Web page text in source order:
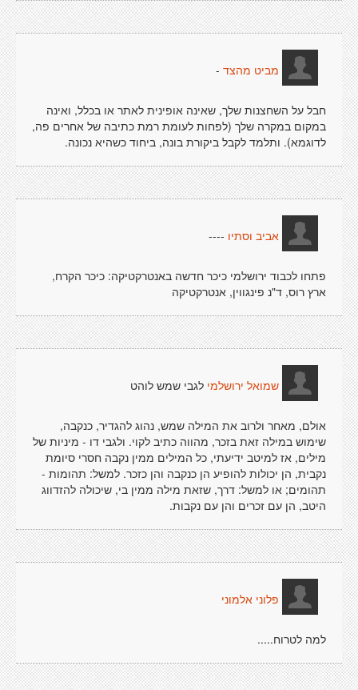
מביט מהצד -
חבל על השחצנות שלך, שאינה אופינית לאתר או בכלל, ואינה
במקום במקרה שלך (לפחות לעומת רמת כתיבה של אחרים פה,
לדוגמא). ותלמד לקבל ביקורת בונה, ביחוד כשהיא נכונה.
אביב וסתיו ----
פתחו לכבוד ירושלמי כיכר חדשה באנטרקטיקה: כיכר הקרח,
ארץ רוס, ד"נ פינגווין, אנטרקטיקה
שמואל ירושלמי לגבי שמש לוהט
אולם, מאחר ולרוב את המילה שמש, נהוג להגדיר, כנקבה,
שימוש במילה זאת בזכר, מהווה כתיב לקוי. ולגבי דו - מיניות של
מילים, אז למיטב ידיעתי, כל המילים ממין נקבה חסרי סיומת
נקבית, הן יכולות להופיע הן כנקבה והן כזכר. למשל: תהומות -
תהומים; או למשל: דרך, שזאת מילה ממין בי, שיכולה להזדווג
היטב, הן עם זכרים והן עם נקבות.
פלוני אלמוני
למה לטרוח.....